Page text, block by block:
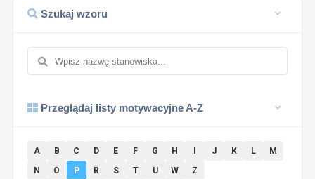
Szukaj wzoru
Przeglądaj listy motywacyjne A-Z
A B C D E F G H J K L
M
N
O P R S T U W Z